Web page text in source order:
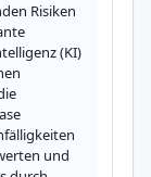
Risiken
(KI)
und